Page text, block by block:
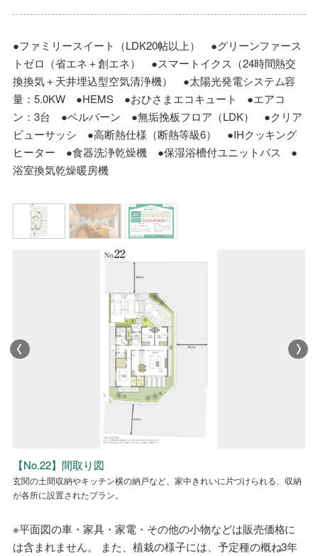
●ファミリースイート（LDK20帖以上） ●グリーンファース
トゼロ（省エネ＋創エネ） ●スマートイクス（24時間熱交
換換気＋天井埋込型空気清浄機） ●太陽光発電システム容
量：5.0KW ●HEMS ●おひさまエコキュート ●エアコ
ン：3台 ●ベルバーン ●無垢挽板フロア（LDK） ●クリア
ビューサッシ ●高断熱仕様（断熱等級6） ●IHクッキング
ヒーター ●食器洗浄乾燥機 ●保湿浴槽付ユニットバス ●
浴室換気乾燥暖房機
No.22省エネ性能ラベル
【No.22】間取り図
玄関の土間収納やキッチン横の納戸など、家中きれいに片づけられる、収納
が各所に設置されたプラン。
No.22 LDK 木の温もりを感じるLDKは、家族が穏やかにすごせる陽だま
りの空間です。
No.22省エネ性能ラベル
【No.22】間取り図
玄関の土間収納やキッチン横の納戸など、家中きれいに片づけられる、収納
が各所に設置されたプラン。
※平面図の車・家具・家電・その他の小物などは販売価格に
は含まれません。 また、植栽の様子には、予定種の概ね3年